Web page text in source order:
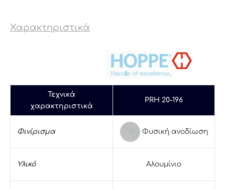
Χαρακτηριστικά
Τεχνικά
χαρακτηριστικά
PRH 20-196
Φινίρισμα Φυσική ανοδίωση
Υλικό Αλουμίνιο